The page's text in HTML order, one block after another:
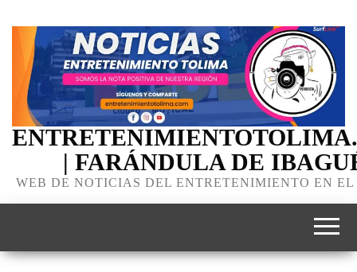
| FARÁNDULA DE
WEB DE NOTICIAS DEL ENTRETENIMIENTO EN